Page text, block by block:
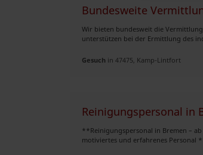
Bundesweite
Wir bieten bundesweit die
unterstützen bei der Ermittlung des
Gesuch in 47475, Kamp-Lintfort
Reinigungspersonal in
**Reinigungspersonal in Bremen –
motiviertes und erfahrenes